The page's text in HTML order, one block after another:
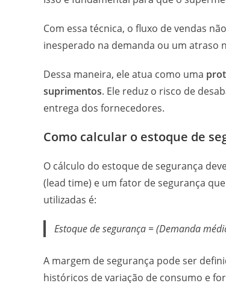
Com essa técnica, o fluxo de vendas
inesperado na demanda ou um atraso
Dessa maneira, ele atua como uma
suprimentos. Ele reduz o risco de
entrega dos fornecedores.
Como calcular o estoque de
O cálculo do estoque de segurança
(lead time) e um fator de segurança
utilizadas é:
Estoque de segurança = (Demanda
A margem de segurança pode ser
históricos de variação de consumo e